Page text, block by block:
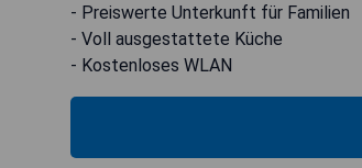
- Preiswerte Unterkunft für Familien
- Voll ausgestattete Küche
- Kostenloses WLAN